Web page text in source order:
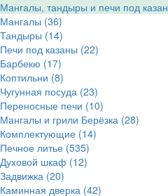
Мангалы, тандыры и печи под казан
Мангалы (36)
Тандыры (14)
Печи под казаны (22)
Барбекю (17)
Коптильни (8)
Чугунная посуда (23)
Переносные печи (10)
Мангалы и грили Берёзка (28)
Комплектующие (14)
Печное литье (535)
Духовой шкаф (12)
Задвижка (20)
Каминная дверка (42)